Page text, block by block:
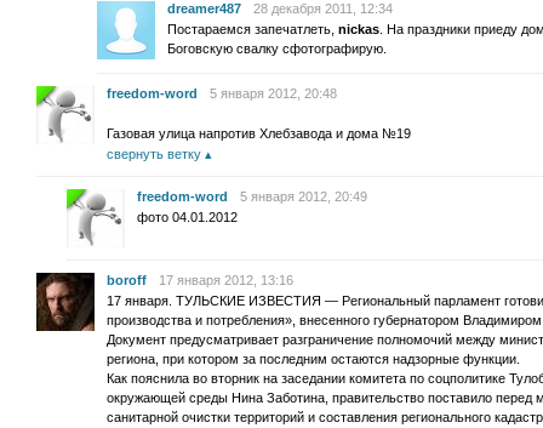
dreamer487
28 декабря 2011, 12:34
Постараемся запечатлеть, nickas . На праздники приеду
Боговскую свалку сфотографирую.
freedom-word 5 января 2012, 20:48
Газовая улица напротив Хлебзавода и дома №19
свернуть ветку
freedom-word
5 января 2012, 20:49
фото 04.01.2012
boroff
17 января 2012, 13:16
17 января. ТУЛЬСКИЕ ИЗВЕСТИЯ — Региональный парламент
производства и потребления», внесенного губернатором
Документ предусматривает разграничение полномочий между
региона, при котором за последним остаются надзорные функции.
Как пояснила во вторник на заседании комитета по соцполитике
окружающей среды Нина Заботина, правительство поставило перед
санитарной очистки территорий и составления регионального